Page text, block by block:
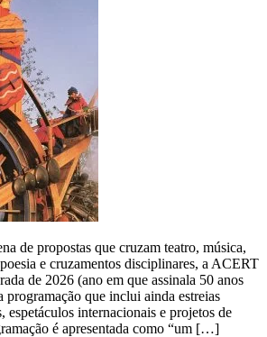
de propostas que cruzam teatro, música,
e cruzamentos disciplinares, a ACERT
de 2026 (ano em que assinala 50 anos
programação que inclui ainda estreias
espetáculos internacionais e projetos de
é apresentada como “um […]